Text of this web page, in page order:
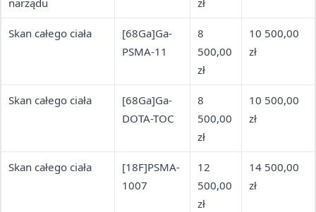
narządu
zł
Skan całego ciała
[68Ga]Ga-
PSMA-11
8
500,00
zł
10 500,00
zł
Skan całego ciała
[68Ga]Ga-
DOTA-TOC
8
500,00
zł
10 500,00
zł
Skan całego ciała
[18F]PSMA-
1007
12
500,00
zł
14 500,00
zł